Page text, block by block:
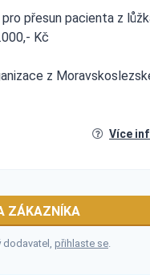
přesun pacienta z
Kč
z
Více
ZÁKAZNÍKA
dodavatel, přihlaste se.